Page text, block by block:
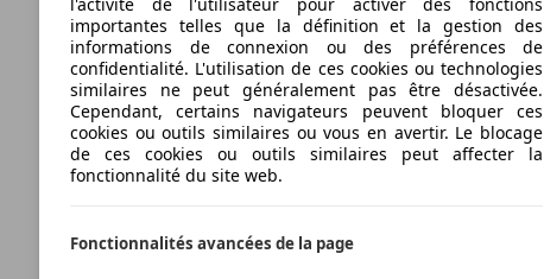
importantes telles que la définition et la gestion des
informations de connexion ou des préférences de
confidentialité. L'utilisation de ces cookies ou technologies
similaires ne peut généralement pas être désactivée.
Cependant, certains navigateurs peuvent bloquer ces
cookies ou outils similaires ou vous en avertir. Le blocage
de ces cookies ou outils similaires peut affecter la
fonctionnalité du site web.
Fonctionnalités avancées de la page